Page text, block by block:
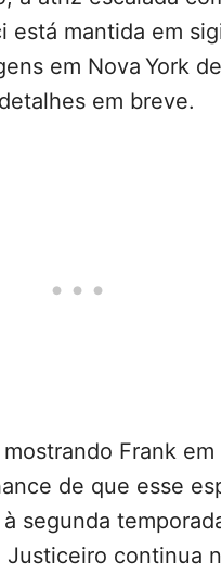
está mantida em
em Nova York
em breve.
Frank em
de que esse
segunda
Justiceiro continua